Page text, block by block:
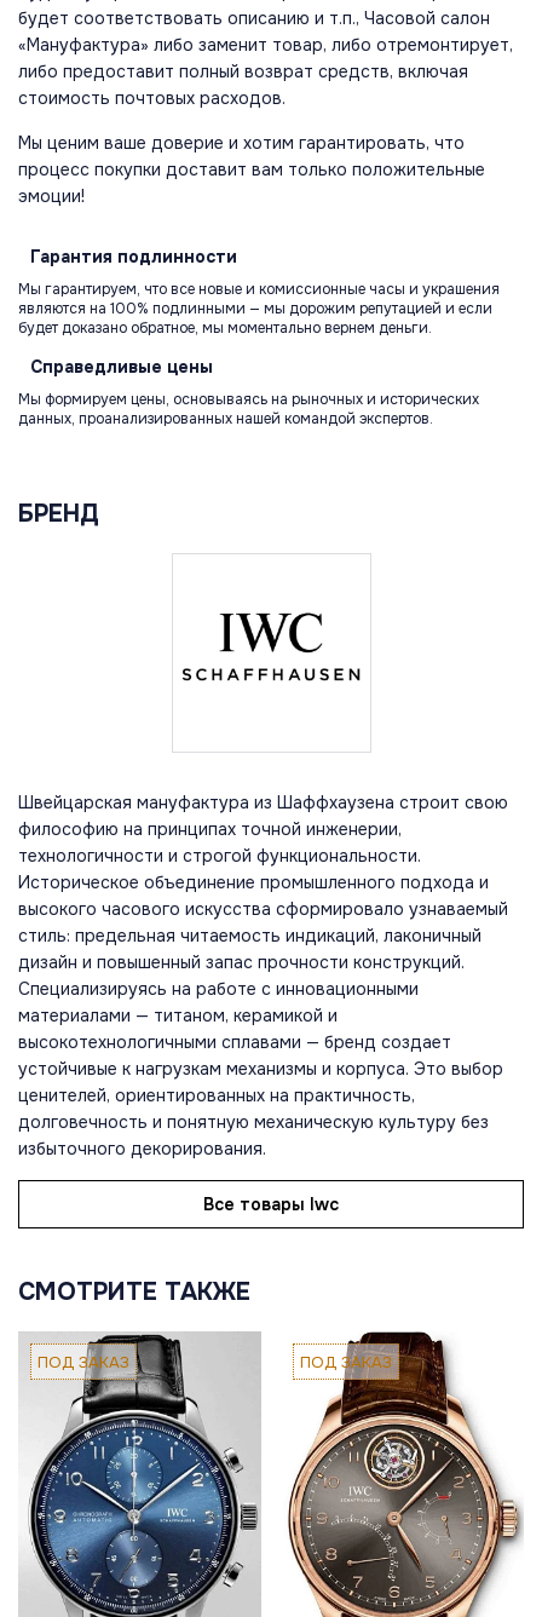
будет соответствовать описанию и т.п., Часовой салон
«Мануфактура» либо заменит товар, либо отремонтирует,
либо предоставит полный возврат средств, включая
стоимость почтовых расходов.
Мы ценим ваше доверие и хотим гарантировать, что
процесс покупки доставит вам только положительные
эмоции!
Гарантия подлинности
Мы гарантируем, что все новые и комиссионные часы и украшения
являются на 100% подлинными — мы дорожим репутацией и если
будет доказано обратное, мы моментально вернем деньги.
Справедливые цены
Мы формируем цены, основываясь на рыночных и исторических
данных, проанализированных нашей командой экспертов.
БРЕНД
Швейцарская мануфактура из Шаффхаузена строит свою
философию на принципах точной инженерии,
технологичности и строгой функциональности.
Историческое объединение промышленного подхода и
высокого часового искусства сформировало узнаваемый
стиль: предельная читаемость индикаций, лаконичный
дизайн и повышенный запас прочности конструкций.
Специализируясь на работе с инновационными
материалами — титаном, керамикой и
высокотехнологичными сплавами — бренд создает
устойчивые к нагрузкам механизмы и корпуса. Это выбор
ценителей, ориентированных на практичность,
долговечность и понятную механическую культуру без
избыточного декорирования.
Все товары Iwc
СМОТРИТЕ ТАКЖЕ
ПОД ЗАКАЗ ПОД ЗАКАЗ